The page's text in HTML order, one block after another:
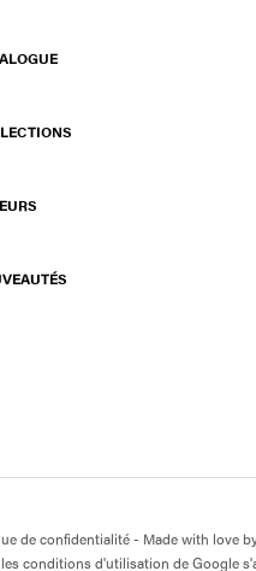
de confidentialité- Made with love
conditions d'utilisation de Google